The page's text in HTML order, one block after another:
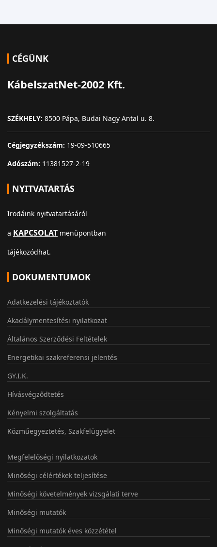
CÉGÜNK
KábelszatNet-2002 Kft.
SZÉKHELY: 8500 Pápa, Budai Nagy Antal u. 8.
Cégjegyzékszám: 19-09-510665
Adószám: 11381527-2-19
NYITVATARTÁS
Irodáink nyitvatartásáról
a KAPCSOLAT menüpontban
tájékozódhat.
DOKUMENTUMOK
Adatkezelési tájékoztatók
Akadálymentesítési nyilatkozat
Általános Szerződési Feltételek
Energetikai szakreferensi jelentés
GY.I.K.
Hívásvégződtetés
Kényelmi szolgáltatás
Közműegyeztetés, Szakfelügyelet
Megfelelőségi nyilatkozatok
Minőségi célértékek teljesítése
Minőségi követelmények vizsgálati terve
Minőségi mutatók
Minőségi mutatók éves közzététel